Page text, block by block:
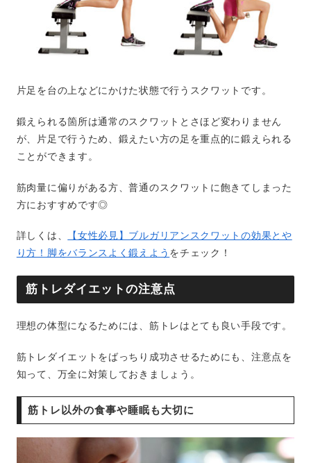
片足を台の上などにかけた状態で行うスクワットです。
鍛えられる箇所は通常のスクワットとさほど変わりません
が、片足で行うため、鍛えたい方の足を重点的に鍛えられる
ことができます。
筋肉量に偏りがある方、普通のスクワットに飽きてしまった
方におすすめです◎
詳しくは、
【女性必見】ブルガリアンスクワットの効果とや
り方！脚をバランスよく鍛えよう をチェック！
筋トレダイエットの注意点
理想の体型になるためには、筋トレはとても良い手段です。
筋トレダイエットをばっちり成功させるためにも、注意点を
知って、万全に対策しておきましょう。
筋トレ以外の食事や睡眠も大切に